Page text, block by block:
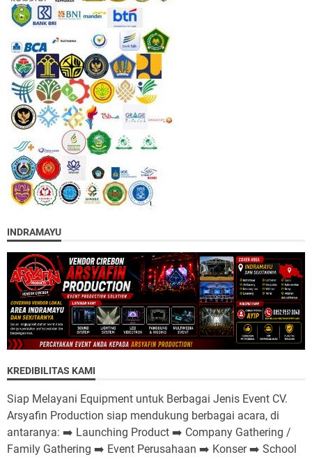
INDRAMAYU
KREDIBILITAS KAMI
Siap Melayani Equipment untuk Berbagai Jenis Event CV.
Arsyafin Production siap mendukung berbagai acara, di
antaranya: ➡️ Launching Product ➡️ Company Gathering /
Family Gathering ➡️ Event Perusahaan ➡️ Konser ➡️ School